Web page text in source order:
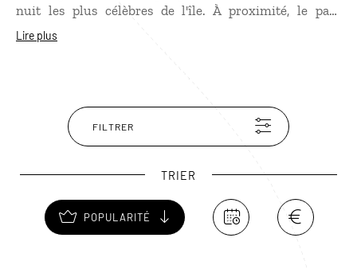
nuit les plus célèbres de l'île. À proximité, le parc
Zhongzheng et sa statue géante de la déesse Guan Yin
pittoresque de Zhengbin et sa rangée de maisons
colorées situées à l'extérieur de la ville.
Lire plus
FILTRER
TRIER
POPULARITÉ